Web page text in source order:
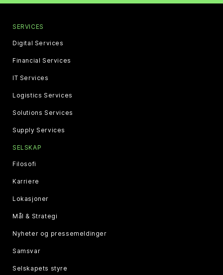
SERVICES
Digital Services
Financial Services
IT Services
Logistics Services
Solutions Services
Supply Services
SELSKAP
Filosofi
Karriere
Lokasjoner
Mål & Strategi
Nyheter og pressemeldinger
Samsvar
Selskapets styre